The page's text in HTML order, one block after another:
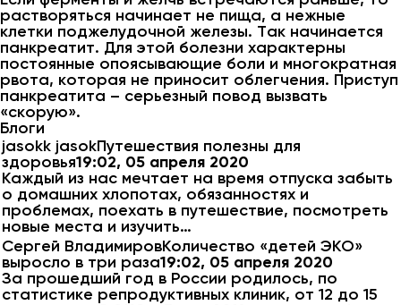
растворяться начинает не пища, а нежные
клетки поджелудочной железы. Так начинается
панкреатит. Для этой болезни характерны
постоянные опоясывающие боли и многократная
рвота, которая не приносит облегчения. Приступ
панкреатита – серьезный повод вызвать
«скорую».
Блоги
jasokk jasokПутешествия полезны для
здоровья19:02, 05 апреля 2020
Каждый из нас мечтает на время отпуска забыть
о домашних хлопотах, обязанностях и
проблемах, поехать в путешествие, посмотреть
новые места и изучить…
Сергей ВладимировКоличество «детей ЭКО»
выросло в три раза19:02, 05 апреля 2020
За прошедший год в России родилось, по
статистике репродуктивных клиник, от 12 до 15